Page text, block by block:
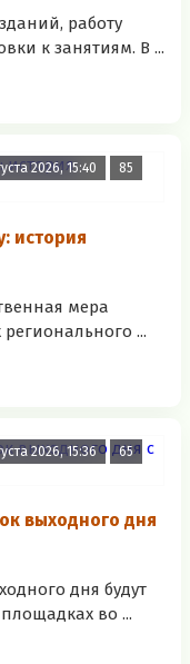
работу
к занятиям. В ...
2026, 15:40 85
история
мера
...
2026, 15:36 65
выходного дня
дня будут
во ...